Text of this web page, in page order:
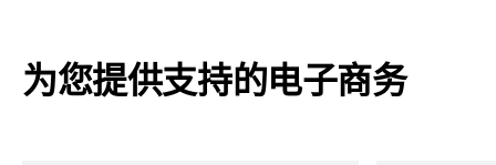
为您提供支持的电子商务